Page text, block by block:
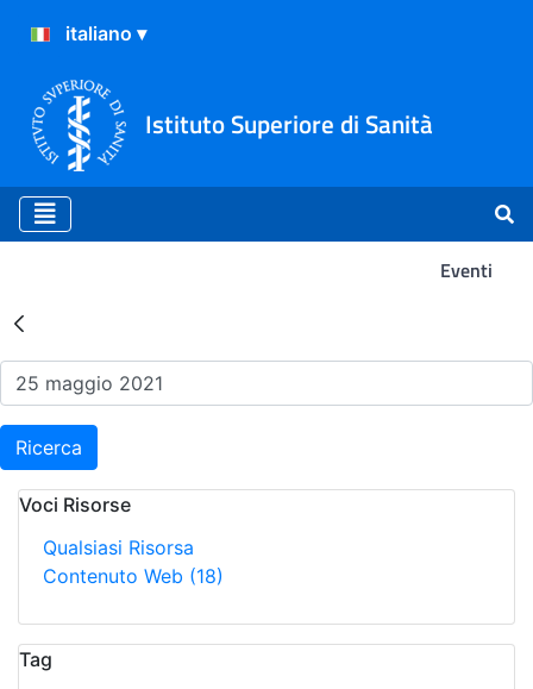
Istituto Superiore di Sanità
Eventi
Risultati della Ricerca -
Ricerca
Voci Risorse
Qualsiasi Risorsa
Contenuto Web (18)
Tag